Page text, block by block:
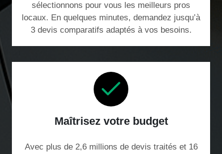
sélectionnons pour vous les meilleurs pros
locaux. En quelques minutes, demandez jusqu’à
3 devis comparatifs adaptés à vos besoins.
Maîtrisez votre budget
Avec plus de 2,6 millions de devis traités et 16